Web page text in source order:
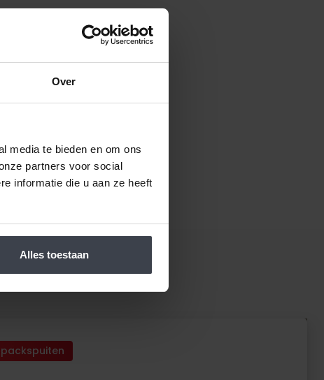
Over
media te bieden en om ons
partners voor social
informatie die u aan ze heeft
Alles toestaan